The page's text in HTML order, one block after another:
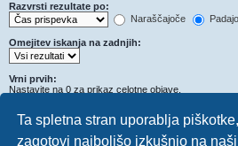
Ta spletna stran uporablja
zagotovi najboljšo izkušnjo na
Razvrsti rezultate po:
Naraščajoče
Omejitev iskanja na zadnjih:
Vrni prvih:
Nastavite na 0 za prikaz celotne objave.